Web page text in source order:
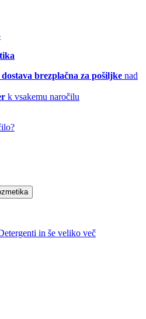
brezplačna za pošiljke nad
k vsakemu naročilu
in še veliko več